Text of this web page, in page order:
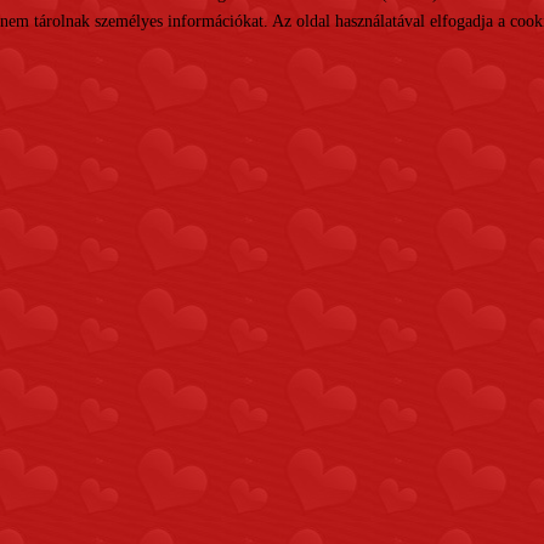
nem tárolnak személyes információkat. Az oldal használatával elfogadja a